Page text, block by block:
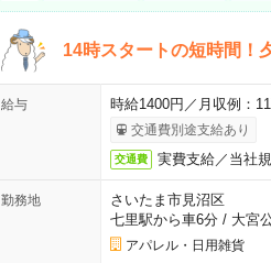
14時スタートの短時間！
給与 時給1400円／月収例：
交通費別途支給あり
交通費 実費支給／当社規
勤務地
さいたま市見沼区
七里駅から車6分/ 大宮
アパレル・日用雑貨